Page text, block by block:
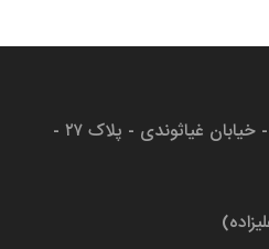
آدرس: تهران استاد معین - خیابان غیاثوندی - پلاک ۲۷ -